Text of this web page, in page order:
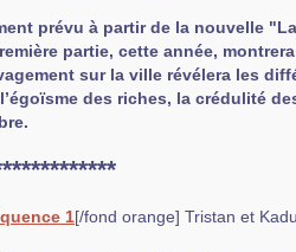
prévu à partir de la nouvelle
partie, cette année,
sur la ville révélera les
des riches, la crédulité
1[/fond orange] Tristan et Kadu